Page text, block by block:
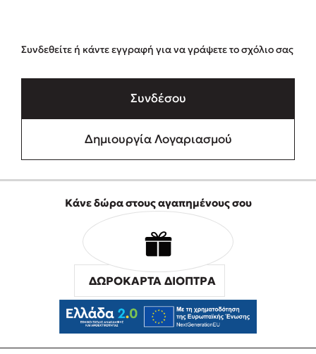
Συνδεθείτε ή κάντε εγγραφή για να γράψετε το σχόλιο σας
Συνδέσου
Δημιουργία Λογαριασμού
Κάνε δώρα στους αγαπημένους σου
ΔΩΡΟΚΑΡΤΑ ΔΙΟΠΤΡΑ